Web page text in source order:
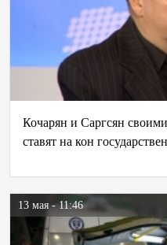
Кочарян и Саргсян
ставят на кон
13 мая - 11:46